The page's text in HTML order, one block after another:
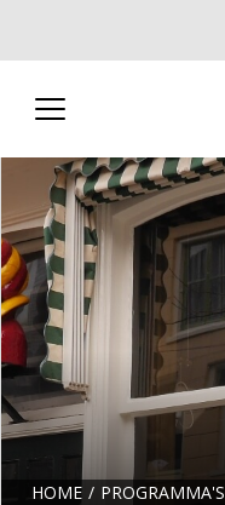
HOME PROGRAMMA'S